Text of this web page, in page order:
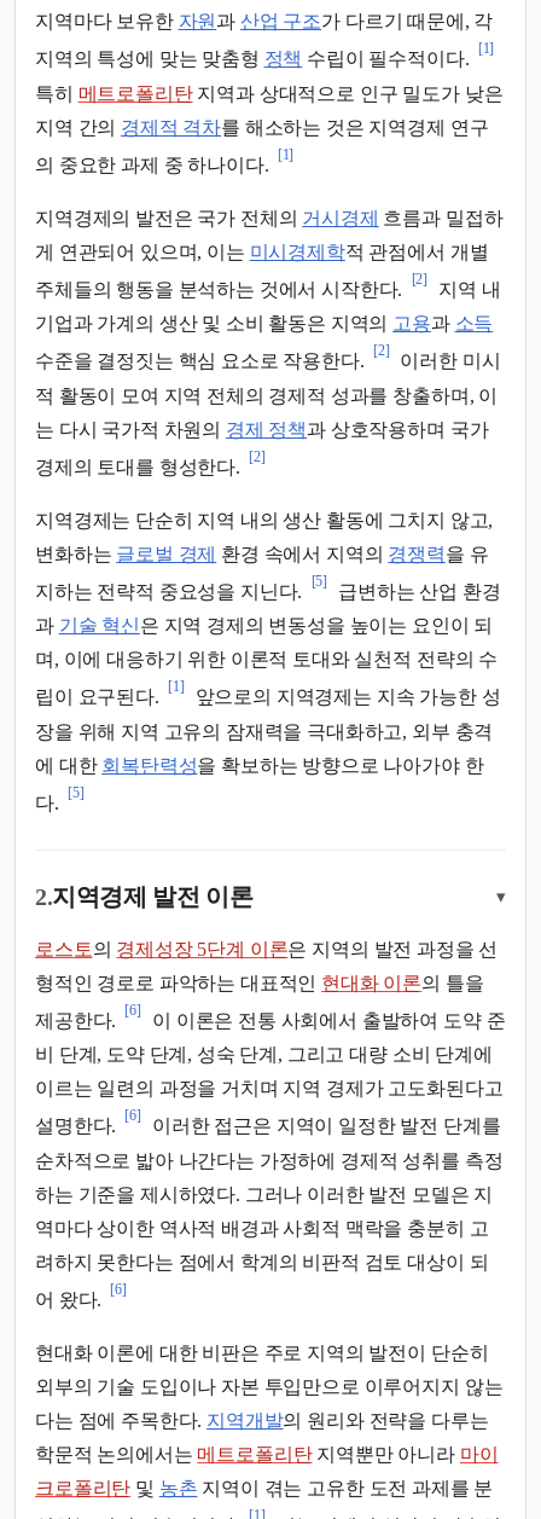
지역마다 보유한 자원과 산업 구조가 다르기 때문에, 각
지역의 특성에 맞는 맞춤형 정책 수립이 필수적이다.
[1]
특히 메트로폴리탄지역과 상대적으로 인구 밀도가 낮은
지역 간의 경제적 격차를 해소하는 것은 지역경제 연구
의 중요한 과제 중 하나이다.
[1]
지역경제의 발전은 국가 전체의 거시경제 흐름과 밀접하
게 연관되어 있으며, 이는 미시경제학적 관점에서 개별
주체들의 행동을 분석하는 것에서 시작한다.
[2]
지역 내
기업과 가계의 생산 및 소비 활동은 지역의 고용과 소득
수준을 결정짓는 핵심 요소로 작용한다.
[2]
이러한 미시
적 활동이 모여 지역 전체의 경제적 성과를 창출하며, 이
는 다시 국가적 차원의 경제 정책과 상호작용하며 국가
경제의 토대를 형성한다.
[2]
지역경제는 단순히 지역 내의 생산 활동에 그치지 않고,
변화하는 글로벌 경제 환경 속에서 지역의 경쟁력을 유
지하는 전략적 중요성을 지닌다.
[5]
급변하는 산업 환경
과 기술 혁신은 지역 경제의 변동성을 높이는 요인이 되
며, 이에 대응하기 위한 이론적 토대와 실천적 전략의 수
립이 요구된다.
[1]
앞으로의 지역경제는 지속 가능한 성
장을 위해 지역 고유의 잠재력을 극대화하고, 외부 충격
에 대한 회복탄력성을 확보하는 방향으로 나아가야 한
다.
[5]
2.지역경제 발전 이론 ▾
로스토의 경제성장 5단계 이론은 지역의 발전 과정을 선
형적인 경로로 파악하는 대표적인 현대화 이론의 틀을
제공한다.
[6]
이 이론은 전통 사회에서 출발하여 도약 준
비 단계, 도약 단계, 성숙 단계, 그리고 대량 소비 단계에
이르는 일련의 과정을 거치며 지역 경제가 고도화된다고
설명한다.
[6]
이러한 접근은 지역이 일정한 발전 단계를
순차적으로 밟아 나간다는 가정하에 경제적 성취를 측정
하는 기준을 제시하였다. 그러나 이러한 발전 모델은 지
역마다 상이한 역사적 배경과 사회적 맥락을 충분히 고
려하지 못한다는 점에서 학계의 비판적 검토 대상이 되
어 왔다.
[6]
현대화 이론에 대한 비판은 주로 지역의 발전이 단순히
외부의 기술 도입이나 자본 투입만으로 이루어지지 않는
다는 점에 주목한다. 지역개발의 원리와 전략을 다루는
학문적 논의에서는 메트로폴리탄지역뿐만 아니라 마이
크로폴리탄 및 농촌 지역이 겪는 고유한 도전 과제를 분
[1]